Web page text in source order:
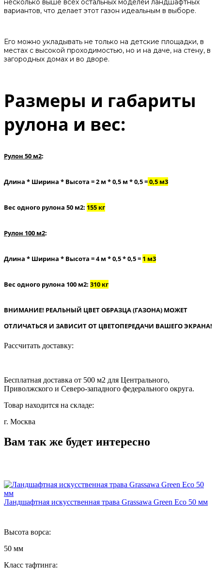
несколько выше всех остальных моделей ландшафтных
вариантов, что делает этот газон идеальным в выборе.
Его можно укладывать не только на детские площадки, в
местах с высокой проходимостью, но и на даче, на стену, в
загородных домах и во дворе.
Размеры и габариты
рулона и вес:
Рулон 50 м2:
Длина * Ширина * Высота = 2 м * 0,5 м * 0,5 =0,5 м3
Вес одного рулона 50 м2: 155 кг
Рулон 100 м2:
Длина * Ширина * Высота = 4 м * 0,5 * 0,5 = 1 м3
Вес одного рулона 100 м2: 310 кг
ВНИМАНИЕ! РЕАЛЬНЫЙ ЦВЕТ ОБРАЗЦА (ГАЗОНА) МОЖЕТ
ОТЛИЧАТЬСЯ И ЗАВИСИТ ОТ ЦВЕТОПЕРЕДАЧИ ВАШЕГО ЭКРАНА!
Рассчитать доставку:
Бесплатная доставка от 500 м2 для Центрального,
Приволжского и Северо-западного федерального округа.
Товар находится на складе:
г. Москва
Вам так же будет интересно
Ландшафтная искусственная трава Grassawa Green Eco 50 мм
Высота ворса:
50 мм
Класс тафтинга: